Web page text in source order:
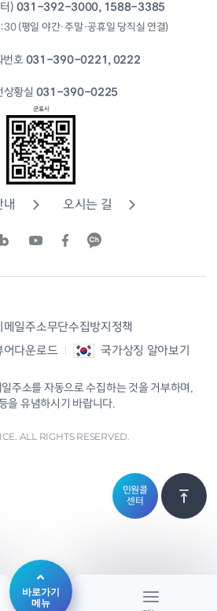
바로가기
메뉴
) 031-392-3000, 1588-3385
(평일 야간·주말·공휴일 당직실 연결)
번호031-390-0221, 0222
상황실 031-390-0225
오시는 길
메일주소무단수집방지정책
어다운로드 국가상징 알아보기
주소를 자동으로 수집하는 것을 거부하며,
을 유념하시기 바랍니다.
ALL RIGHTS RESERVED.
민원콜
센터